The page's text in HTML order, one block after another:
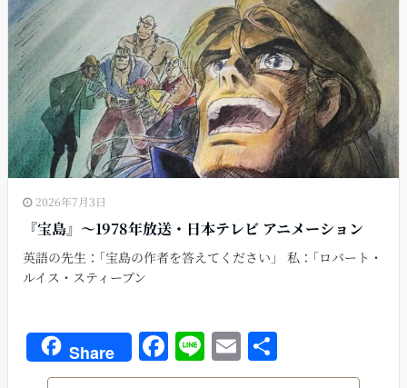
2026年7月3日
『宝島』〜1978年放送・日本テレビ アニメーション
英語の先生：｢宝島の作者を答えてください」 私：｢ロバート・
ルイス・スティーブン
Share F
a
Li
n
E
m有